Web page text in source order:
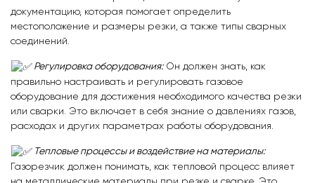
документацию, которая помогает определить
местоположение и размеры резки, а также типы сварных
соединений.
Регулировка оборудования:Он должен знать, как
правильно настраивать и регулировать газовое
оборудование для достижения необходимого качества резки
или сварки. Это включает в себя знание о давлениях газов,
расходах и других параметрах работы оборудования.
Тепловые процессы и воздействие на материалы:
Газорезчик должен понимать, как тепловой процесс влияет